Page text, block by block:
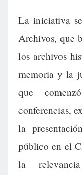
La iniciativa
Archivos, que
los archivos
memoria y la
que
conferencias,
la
público en el
la